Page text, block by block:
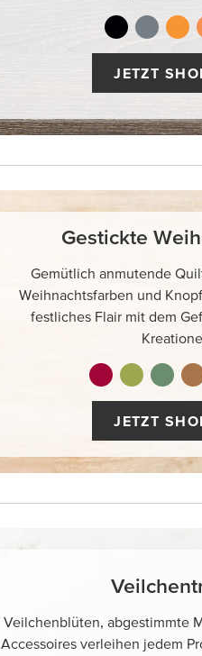
JETZT
Gestickte
Gemütlich anmutende
Weihnachtsfarben und
festliches Flair mit dem
JETZT
Veilchenblüten, abgestimmte
Accessoires verleihen jedem